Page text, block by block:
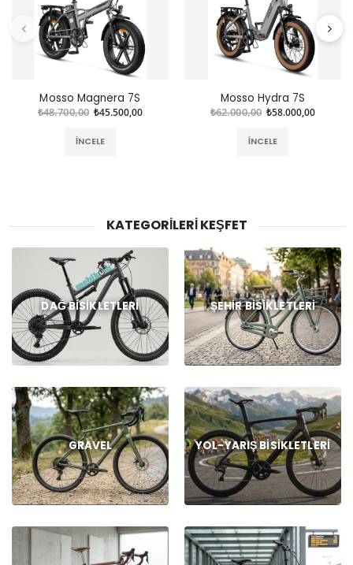
Mosso Magnera 7S
₺48.700,00 ₺45.500,00
İNCELE
Mosso Hydra 7S
₺62.000,00 ₺58.000,00
İNCELE
KATEGORILERI KEŞFET
DAĞ BISIKLETLERI ŞEHIR BISIKLETLERI
GRAVEL YOL-YARIŞ BISIKLETLERI